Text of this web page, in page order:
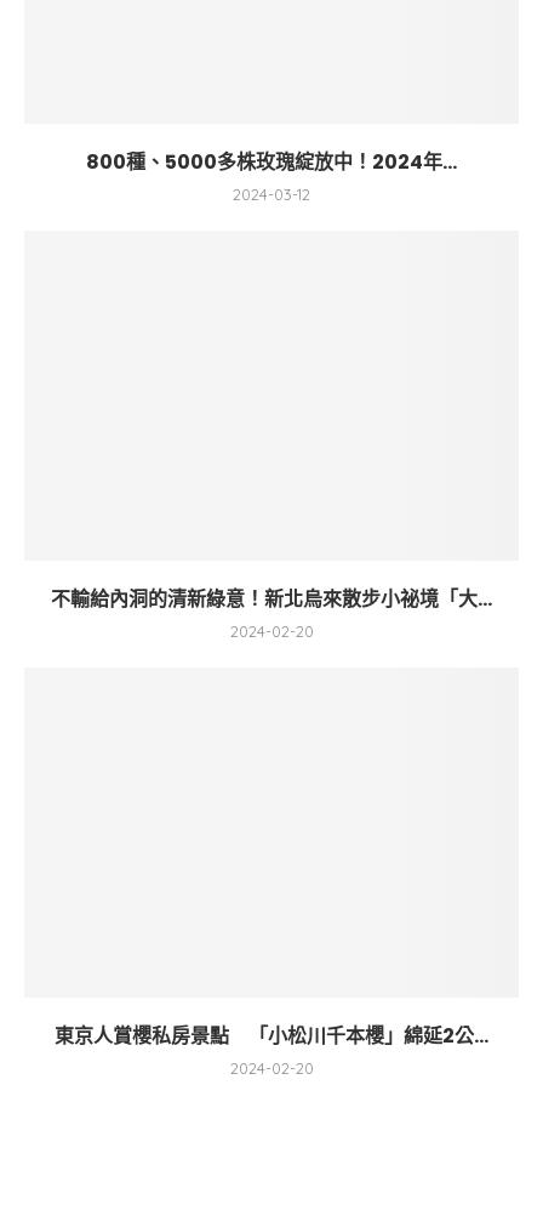
800種、5000多株玫瑰綻放中！2024年...
2024-03-12
不輸給內洞的清新綠意！新北烏來散步小祕境「大...
2024-02-20
東京人賞櫻私房景點 「小松川千本櫻」綿延2公...
2024-02-20